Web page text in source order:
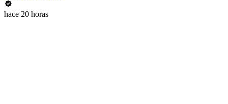
hace 20 horas